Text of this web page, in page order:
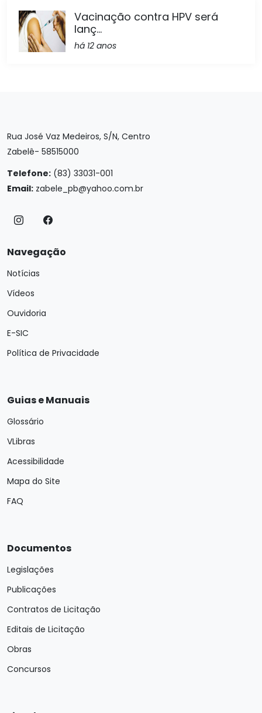
Vacinação contra HPV será
lanç...
há 12 anos
Rua José Vaz Medeiros, S/N, Centro
Zabelê- 58515000
Telefone: (83) 33031-001
Email: zabele_pb@yahoo.com.br
Navegação
Notícias
Vídeos
Ouvidoria
E-SIC
Política de Privacidade
Guias e Manuais
Glossário
VLibras
Acessibilidade
Mapa do Site
FAQ
Documentos
Legislações
Publicações
Contratos de Licitação
Editais de Licitação
Obras
Concursos